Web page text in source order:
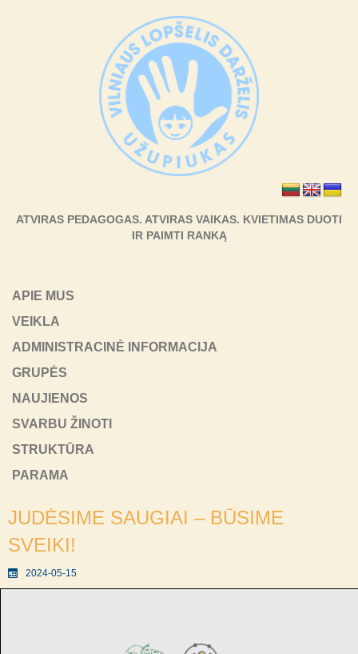
ATVIRAS PEDAGOGAS. ATVIRAS VAIKAS. KVIETIMAS DUOTI
IR PAIMTI RANKĄ
APIE MUS
VEIKLA
ADMINISTRACINĖ INFORMACIJA
GRUPĖS
NAUJIENOS
SVARBU ŽINOTI
STRUKTŪRA
PARAMA
JUDĖSIME SAUGIAI – BŪSIME
SVEIKI!
2024-05-15